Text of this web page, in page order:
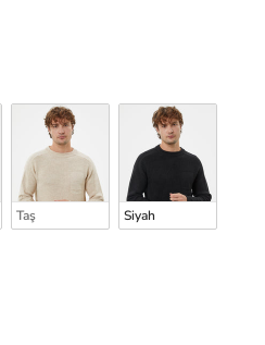
Taş Siyah